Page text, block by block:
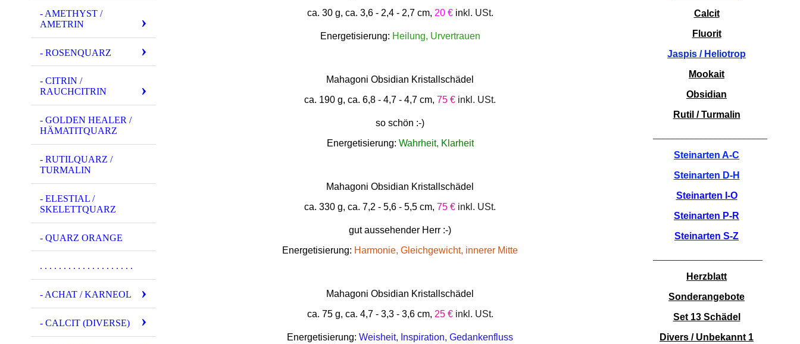
- AMETHYST /
AMETRIN
- ROSENQUARZ
- CITRIN /
RAUCHCITRIN
- GOLDEN HEALER /
HÄMATITQUARZ
- RUTILQUARZ /
TURMALIN
- ELESTIAL /
SKELETTQUARZ
- QUARZ ORANGE
. . . . . . . . . . . . . . . . . . . .
- ACHAT / KARNEOL
- CALCIT (DIVERSE)
ca. 30 g, ca. 3,6 - 2,4 - 2,7 cm, 20 €inkl. USt.
Energetisierung: Heilung, Urvertrauen
Mahagoni Obsidian Kristallschädel
ca. 190 g, ca. 6,8 - 4,7 - 4,7 cm, 75 € inkl. USt.
so schön :-)
Energetisierung: Wahrheit, Klarheit
Mahagoni Obsidian Kristallschädel
ca. 330 g, ca. 7,2 - 5,6 - 5,5 cm, 75 € inkl. USt.
gut aussehender Herr :-)
Energetisierung: Harmonie, Gleichgewicht, innerer Mitte
Mahagoni Obsidian Kristallschädel
ca. 75 g, ca. 4,7 - 3,3 - 3,6 cm, 25 € inkl. USt.
Energetisierung: Weisheit, Inspiration, Gedankenfluss
Calcit
Fluorit
Jaspis / Heliotrop
Mookait
Obsidian
Rutil / Turmalin
Steinarten A-C
Steinarten D-H
Steinarten I-O
Steinarten P-R
Steinarten S-Z
Herzblatt
Sonderangebote
Set 13 Schädel
Divers / Unbekannt 1